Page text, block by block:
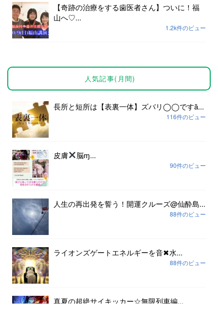
【奇跡の治療をする歯医者さん】ついに！福
山へ♡...
1.2k件のビュー
人気記事(月間)
長所と短所は【表裏一体】ズバリ◯◯ですȃ...
116件のビュー
皮膚 脳ɱ...
90件のビュー
人生の再出発を誓う！開運クルーズ@仙酔島...
88件のビュー
ライオンズゲートエネルギーを音✖︎水...
88件のビュー
真夏の超絶サイキッカー☆無限列車編...